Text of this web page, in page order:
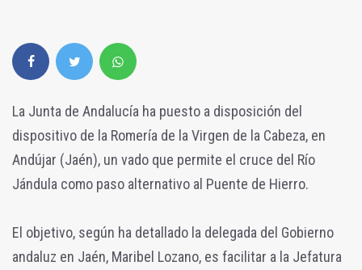
La Junta de Andalucía ha puesto a disposición del
dispositivo de la Romería de la Virgen de la Cabeza, en
Andújar (Jaén), un vado que permite el cruce del Río
Jándula como paso alternativo al Puente de Hierro.
El objetivo, según ha detallado la delegada del Gobierno
andaluz en Jaén, Maribel Lozano, es facilitar a la Jefatura